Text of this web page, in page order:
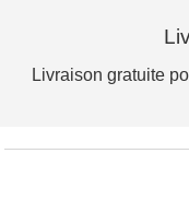
Livraison gratuite